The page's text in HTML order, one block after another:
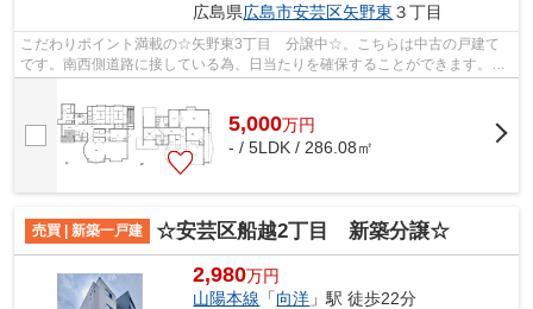
広島県広島市安芸区矢野東 ３丁目
こだわりポイント満載の☆矢野東3丁目 分譲中☆。こちらは中古の戸建て
です。南西側道路に接している為、日当たりを確保することができます。交
通の利便性を考慮するなら、呉線矢野周辺...
5,000万円
- / 5LDK / 286.08㎡
売買 | 新築一戸建 ☆安芸区船越2丁目 新築分譲☆
2,980万円
山陽本線 「向洋 」駅 徒歩22分